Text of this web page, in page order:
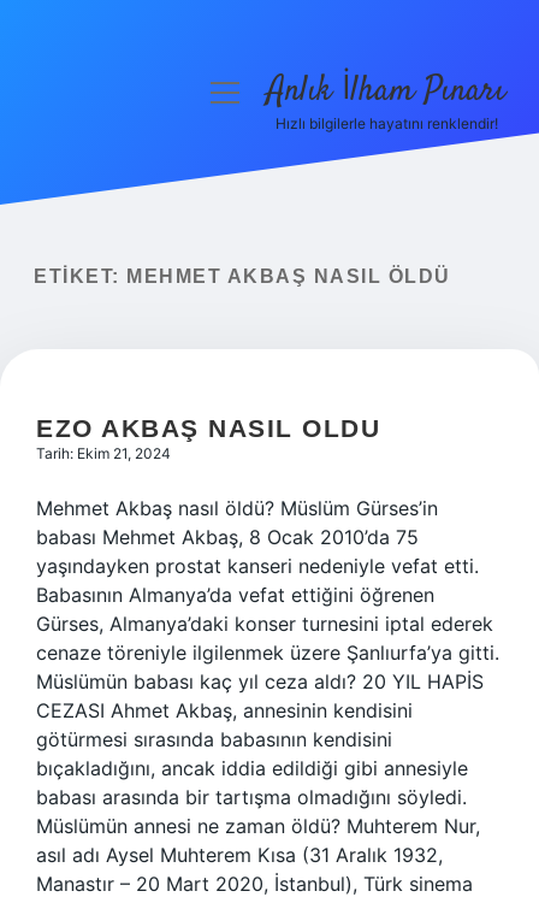
Yasal Uyarı
menüyüAnlık İlham Pınarı
Hızlı bilgilerle hayatını renklendir!
ETIKET: MEHMET AKBAŞ NASIL ÖLDÜ
EZO AKBAŞ NASIL OLDU
Tarih: Ekim 21, 2024
Mehmet Akbaş nasıl öldü? Müslüm Gürses’in
babası Mehmet Akbaş, 8 Ocak 2010’da 75
yaşındayken prostat kanseri nedeniyle vefat etti.
Babasının Almanya’da vefat ettiğini öğrenen
Gürses, Almanya’daki konser turnesini iptal ederek
cenaze töreniyle ilgilenmek üzere Şanlıurfa’ya gitti.
Müslümün babası kaç yıl ceza aldı? 20 YIL HAPİS
CEZASI Ahmet Akbaş, annesinin kendisini
götürmesi sırasında babasının kendisini
bıçakladığını, ancak iddia edildiği gibi annesiyle
babası arasında bir tartışma olmadığını söyledi.
Müslümün annesi ne zaman öldü? Muhterem Nur,
asıl adı Aysel Muhterem Kısa (31 Aralık 1932,
Manastır – 20 Mart 2020, İstanbul), Türk sinema